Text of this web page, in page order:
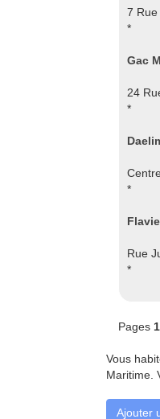
7
*
Gac
24
*
*
Rue
*
Pages 1
Vous
Maritime.
Ajouter